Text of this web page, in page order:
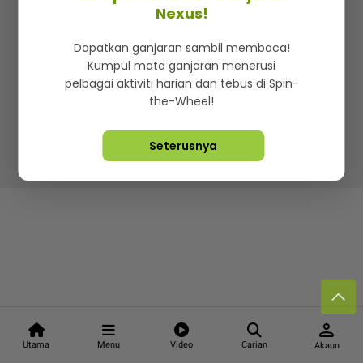
Utama Menu Video Carian
person
Akaun
Iklan di SMG360
Terma & Syarat Dasar Privasi
Lebih hot, viral dan sensasi
Hakcipta Terpelihara ©2026. Star Media Group Berhad
Nexus!
Dapatkan ganjaran sambil membaca!
Kumpul mata ganjaran menerusi
pelbagai aktiviti harian dan tebus di Spin-
the-Wheel!
Seterusnya